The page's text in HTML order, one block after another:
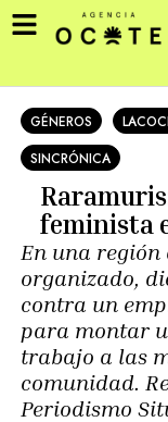
GÉNEROS
SINCRÓNICA
feminista
En una
organizado,
contra un
para montar
trabajo a las
comunidad.
Periodismo